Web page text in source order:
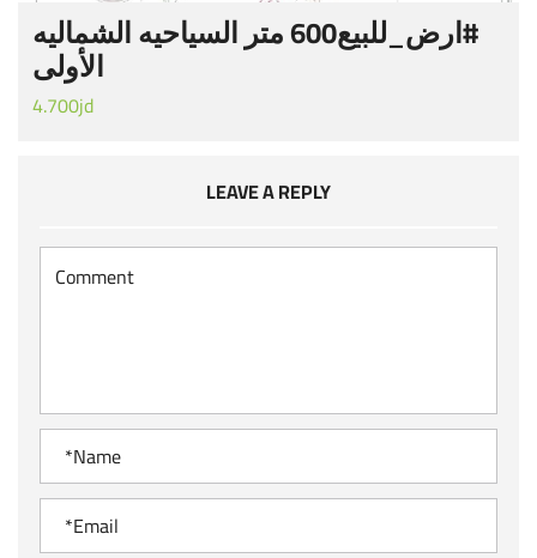
#‏ارض_للبيع‬600 متر السياحيه الشماليه
الأولى
4.700jd
LEAVE A REPLY